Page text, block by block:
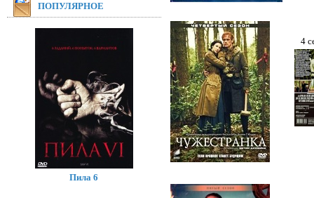
4
ПОПУЛЯРНОЕ
Пила 6